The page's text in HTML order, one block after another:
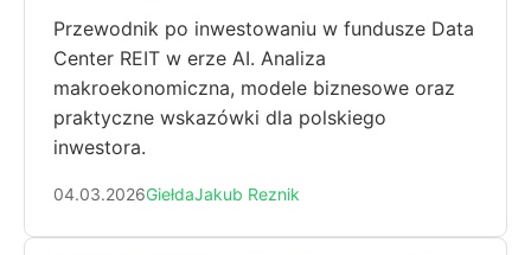
Przewodnik po inwestowaniu w fundusze Data
Center REIT w erze AI. Analiza
makroekonomiczna, modele biznesowe oraz
praktyczne wskazówki dla polskiego
inwestora.
04.03.2026GiełdaJakub Reznik